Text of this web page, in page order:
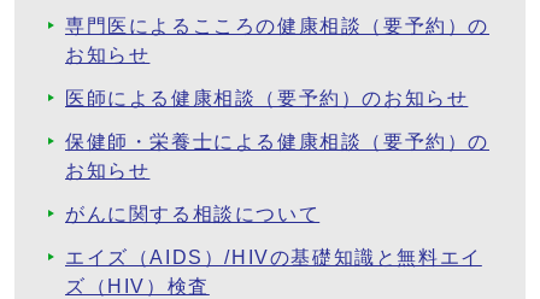
専門医によるこころの健康相談（要予約）の
お知らせ
医師による健康相談（要予約）のお知らせ
保健師・栄養士による健康相談（要予約）の
お知らせ
がんに関する相談について
エイズ（AIDS）/HIVの基礎知識と無料エイ
ズ（HIV）検査